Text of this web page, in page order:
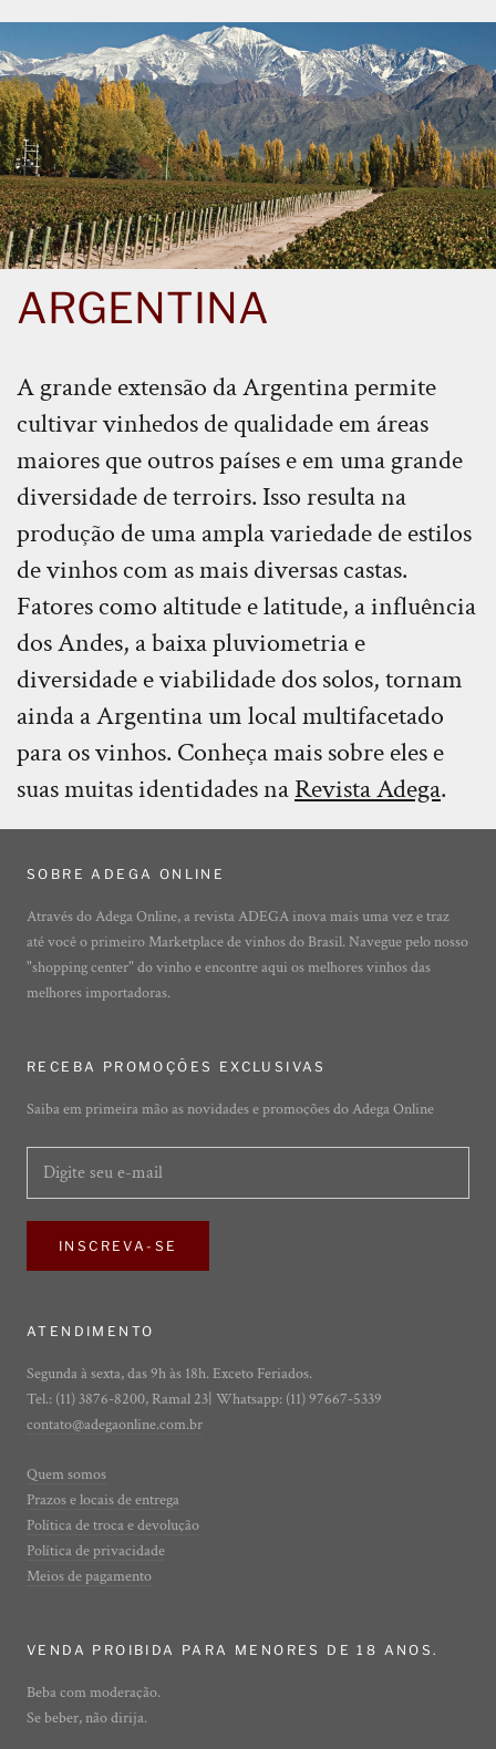
ARGENTINA
A grande extensão da Argentina permite
cultivar vinhedos de qualidade em áreas
maiores que outros países e em uma grande
diversidade de terroirs. Isso resulta na
produção de uma ampla variedade de estilos
de vinhos com as mais diversas castas.
Fatores como altitude e latitude, a influência
dos Andes, a baixa pluviometria e
diversidade e viabilidade dos solos, tornam
ainda a Argentina um local multifacetado
para os vinhos. Conheça mais sobre eles e
suas muitas identidades naRevista Adega.
SOBRE ADEGA ONLINE
Através do Adega Online, a revista ADEGA inova mais uma vez e traz
até você o primeiro Marketplace de vinhos do Brasil. Navegue pelo nosso
"shopping center" do vinho e encontre aqui os melhores vinhos das
melhores importadoras.
RECEBA PROMOÇÕES EXCLUSIVAS
Saiba em primeira mão as novidades e promoções do Adega Online
INSCREVA-SE
ATENDIMENTO
Segunda à sexta, das 9h às 18h. Exceto Feriados.
Tel.: (11) 3876-8200, Ramal 23| Whatsapp: (11) 97667-5339
contato@adegaonline.com.br
Quem somos
Prazos e locais de entrega
Política de troca e devolução
Política de privacidade
Meios de pagamento
VENDA PROIBIDA PARA MENORES DE 18 ANOS.
Beba com moderação.
Se beber, não dirija.